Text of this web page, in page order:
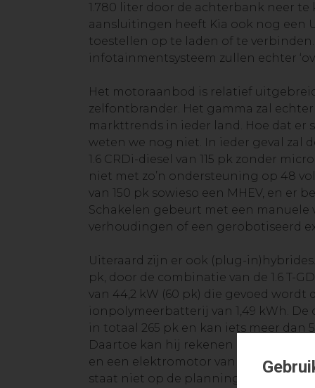
1.780 liter door de achterbank neer te
aansluitingen heeft Kia ook nog een
toestellen op te laden of te
infotainmentsysteem zullen echter
Het motoraanbod is relatief
zelfontbrander. Het gamma zal
markttrends in ieder land. Hoe dat er
weten we nog niet. In ieder geval zal
1.6 CRDi-diesel van 115 pk zonder
niet met zo’n ondersteuning op 48
van 150 pk sowieso een MHEV, en er
Schakelen gebeurt met een manuele
verhoudingen of een gerobotiseerd
Uiteraard zijn er ook (plug-
pk, door de combinatie van de 1.6 T-
van 44,2 kW (60 pk) die gevoed
ionpolymeerbatterij van 1,49 kWh.
in totaal 265 pk en kan iets meer dan
Daartoe kan hij rekenen op een
en een elektromotor van 66,9 kW (91
staat niet op de planning.